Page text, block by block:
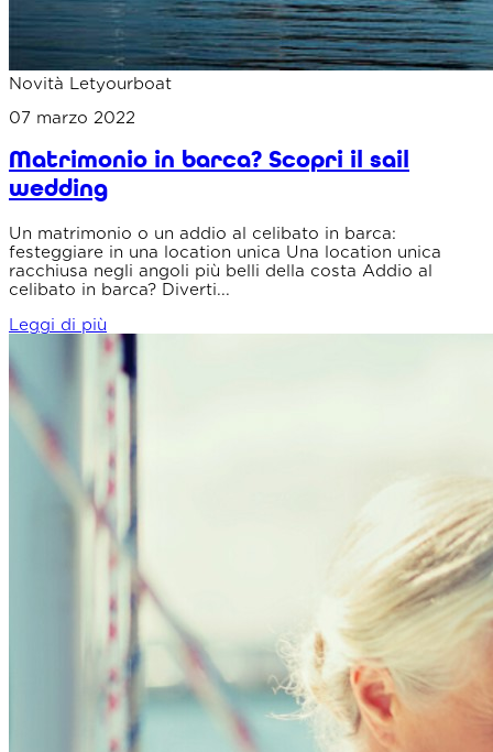
Novità Letyourboat
07 marzo 2022
Matrimonio in barca? Scopri il sail
wedding
Un matrimonio o un addio al celibato in barca:
festeggiare in una location unica Una location unica
racchiusa negli angoli più belli della costa Addio al
celibato in barca? Diverti...
Leggi di più